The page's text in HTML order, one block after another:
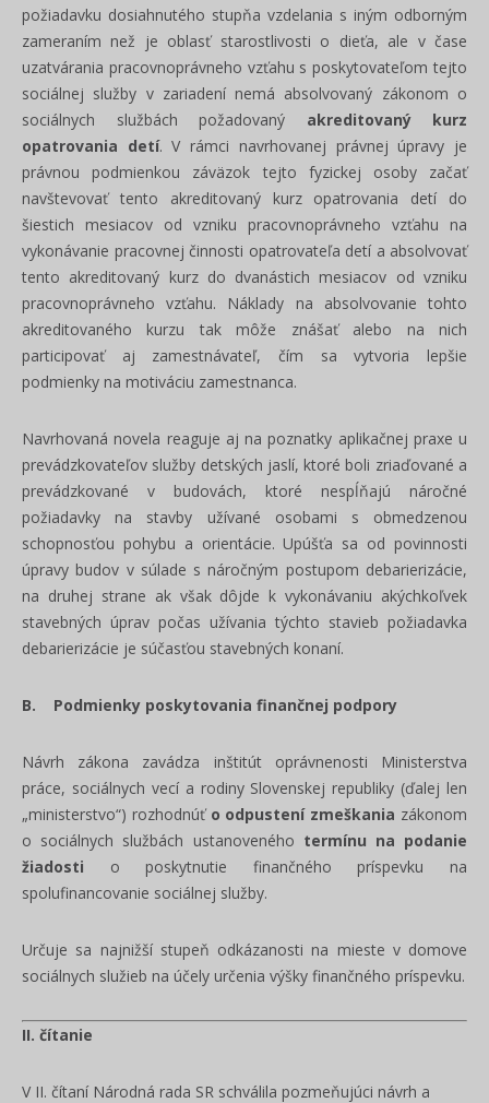
požiadavku dosiahnutého stupňa vzdelania s iným odborným
zameraním než je oblasť starostlivosti o dieťa, ale v čase
uzatvárania pracovnoprávneho vzťahu s poskytovateľom tejto
sociálnej služby v zariadení nemá absolvovaný zákonom o
sociálnych službách požadovaný akreditovaný kurz
opatrovania detí. V rámci navrhovanej právnej úpravy je
právnou podmienkou záväzok tejto fyzickej osoby začať
navštevovať tento akreditovaný kurz opatrovania detí do
šiestich mesiacov od vzniku pracovnoprávneho vzťahu na
vykonávanie pracovnej činnosti opatrovateľa detí a absolvovať
tento akreditovaný kurz do dvanástich mesiacov od vzniku
pracovnoprávneho vzťahu. Náklady na absolvovanie tohto
akreditovaného kurzu tak môže znášať alebo na nich
participovať aj zamestnávateľ, čím sa vytvoria lepšie
podmienky na motiváciu zamestnanca.
Navrhovaná novela reaguje aj na poznatky aplikačnej praxe u
prevádzkovateľov služby detských jaslí, ktoré boli zriaďované a
prevádzkované v budovách, ktoré nespĺňajú náročné
požiadavky na stavby užívané osobami s obmedzenou
schopnosťou pohybu a orientácie. Upúšťa sa od povinnosti
úpravy budov v súlade s náročným postupom debarierizácie,
na druhej strane ak však dôjde k vykonávaniu akýchkoľvek
stavebných úprav počas užívania týchto stavieb požiadavka
debarierizácie je súčasťou stavebných konaní.
B. Podmienky poskytovania finančnej podpory
Návrh zákona zavádza inštitút oprávnenosti Ministerstva
práce, sociálnych vecí a rodiny Slovenskej republiky (ďalej len
„ministerstvo“) rozhodnúť o odpustení zmeškania zákonom
o sociálnych službách ustanoveného termínu na podanie
žiadosti o poskytnutie finančného príspevku na
spolufinancovanie sociálnej služby.
Určuje sa najnižší stupeň odkázanosti na mieste v domove
sociálnych služieb na účely určenia výšky finančného príspevku.
II. čítanie
V II. čítaní Národná rada SR schválila pozmeňujúci návrh a